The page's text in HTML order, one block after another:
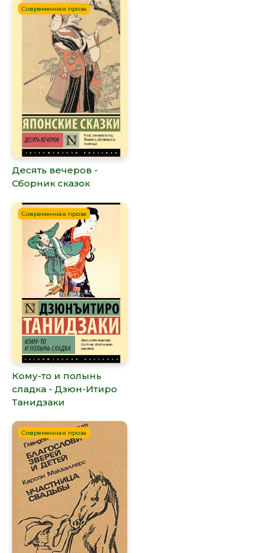
Современная проза
Десять вечеров -
Сборник сказок
Современная проза
Кому-то и полынь
сладка - Дзюн-Итиро
Танидзаки
Современная проза